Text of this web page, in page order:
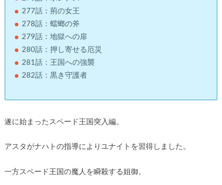
277話：荊の女王
278話：蟷螂の斧
279話：地獄への扉
280話：押し寄せる厄災
281話：王国への強襲
282話：黒き守護者
遂に始まったスペード王国突入編。
アスタがナハトの指導によりユナイトを習得しました。
一方スペード王国の魔人を瞬殺する姐御。